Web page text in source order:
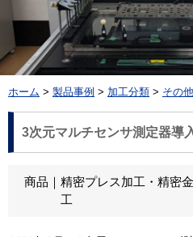
ホーム 製品事例 加工分類 その
3次元マルチセンサ測定器導
商品
精密プレス加工・精密
工